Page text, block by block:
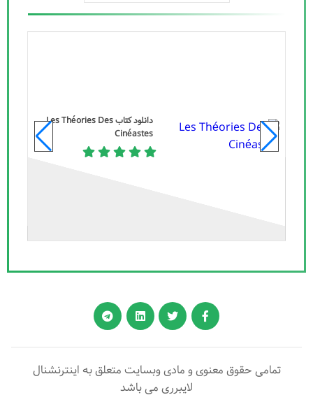
دانلود کتاب Les Théories Des
Cinéastes
تمامی حقوق معنوی و مادی وبسایت متعلق به اینترنشنال
لایبرری می باشد